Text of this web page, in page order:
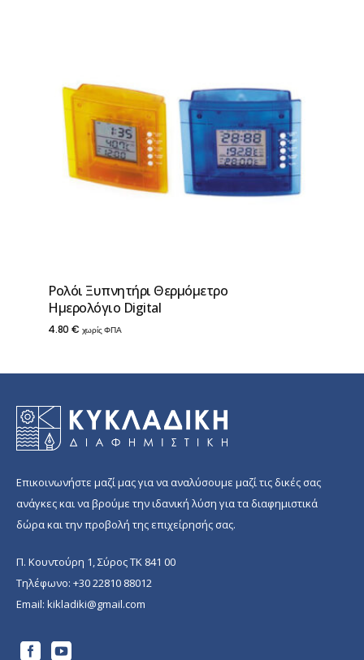
Ρολόι Ξυπνητήρι Θερμόμετρο
Ημερολόγιο Digital
4.80 € χωρίς ΦΠΑ
Επικοινωνήστε μαζί μας για να αναλύσουμε μαζί τις δικές σας
ανάγκες και να βρούμε την ιδανική λύση για τα διαφημιστικά
δώρα και την προβολή της επιχείρησής σας.
Π. Κουντούρη 1, Σύρος ΤΚ 841 00
Τηλέφωνο: +30 22810 88012
Email: kikladiki@gmail.com